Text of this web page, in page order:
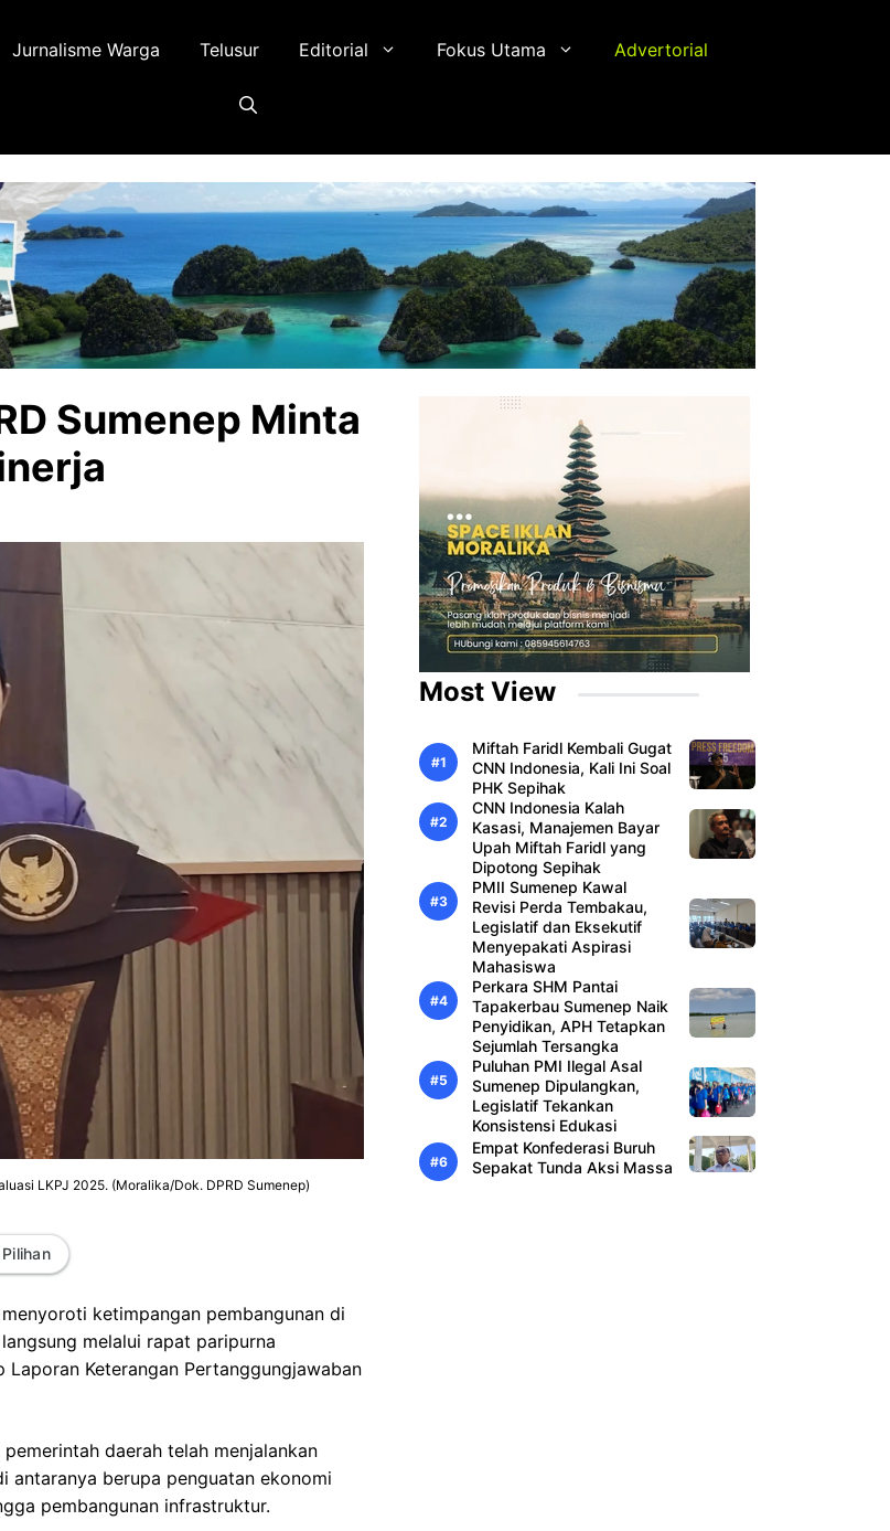
Jurnalisme Warga Telusur Editorial Fokus Utama Advertorial
Sumenep Minta
LKPJ 2025. (Moralika/Dok. DPRD Sumenep)
ketimpangan pembangunan di
melalui rapat paripurna
Laporan Keterangan Pertanggungjawaban
pemerintah daerah telah menjalankan
antaranya berupa penguatan ekonomi
pembangunan infrastruktur.
Most View
Miftah Faridl Kembali Gugat
CNN Indonesia, Kali Ini Soal
PHK Sepihak
CNN Indonesia Kalah
Kasasi, Manajemen Bayar
Upah Miftah Faridl yang
Dipotong Sepihak
PMII Sumenep Kawal
Revisi Perda Tembakau,
Legislatif dan Eksekutif
Menyepakati Aspirasi
Mahasiswa
Perkara SHM Pantai
Tapakerbau Sumenep Naik
Penyidikan, APH Tetapkan
Sejumlah Tersangka
Puluhan PMI Ilegal Asal
Sumenep Dipulangkan,
Legislatif Tekankan
Konsistensi Edukasi
Empat Konfederasi Buruh
Sepakat Tunda Aksi Massa